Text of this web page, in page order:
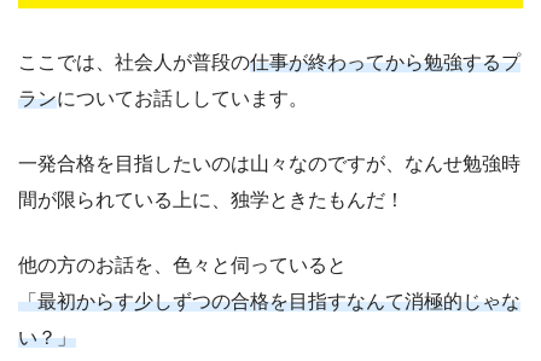
ここでは、社会人が普段の仕事が終わってから勉強するプ
ランについてお話ししています。
一発合格を目指したいのは山々なのですが、なんせ勉強時
間が限られている上に、独学ときたもんだ！
他の方のお話を、色々と伺っていると
「最初からす少しずつの合格を目指すなんて消極的じゃな
い？」